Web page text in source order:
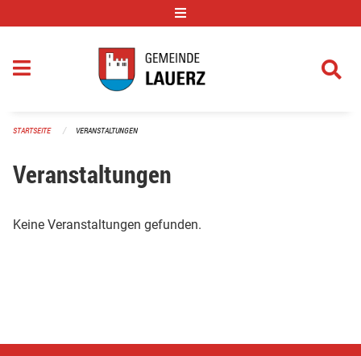
STARTSEITE VERANSTALTUNGEN
Veranstaltungen
Keine Veranstaltungen gefunden.